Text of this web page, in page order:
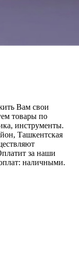
Вам свои
товары по
инструменты.
Ташкентская
за наши
наличными.